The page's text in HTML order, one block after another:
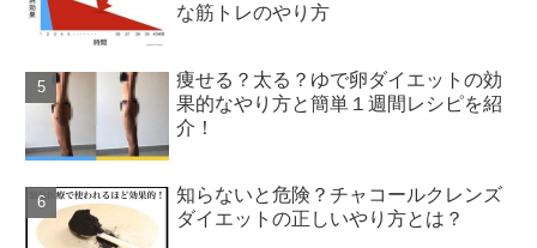
な筋トレのやり方
痩せる？太る？ゆで卵ダイエットの効
果的なやり方と簡単１週間レシピを紹
介！
知らないと危険？チャコールクレンズ
ダイエットの正しいやり方とは？